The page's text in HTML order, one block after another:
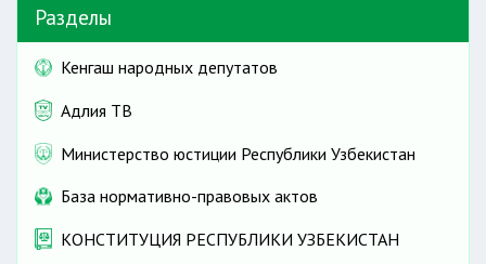
Разделы
Кенгаш народных депутатов
Адлия ТВ
Министерство юстиции Республики Узбекистан
База нормативно-правовых актов
КОНСТИТУЦИЯ РЕСПУБЛИКИ УЗБЕКИСТАН